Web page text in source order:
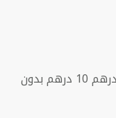
تم اقتطاع 94 درهم وليس 84 درهم 10 درهم بدون